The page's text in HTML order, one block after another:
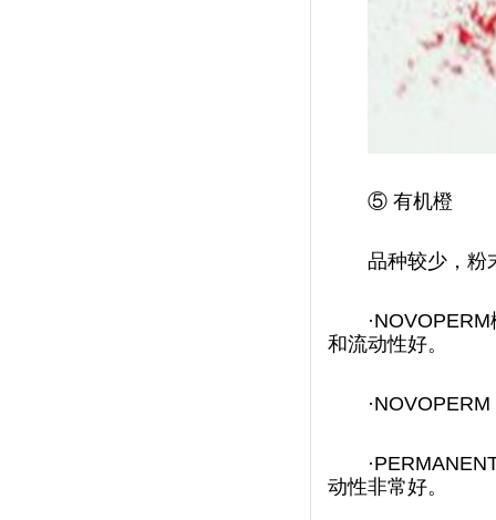
⑤ 有机橙
品种较少
·NOVOPERM
和流动性好。
·NOVOPERM
动性非常好。